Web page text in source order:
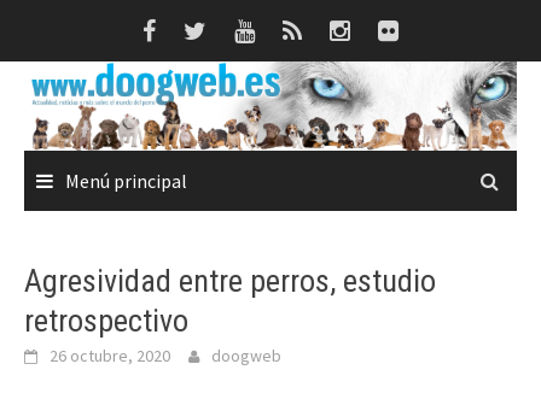
Menú principal
Agresividad entre perros, estudio
retrospectivo
26 octubre, 2020 doogweb